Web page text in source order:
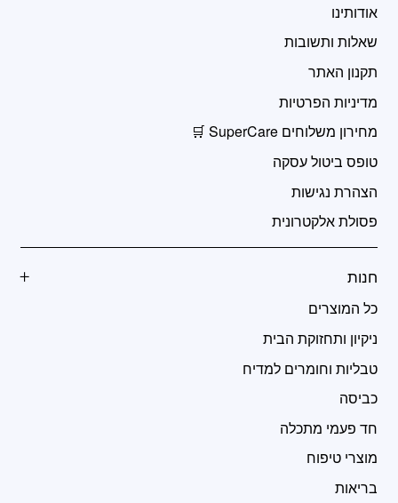
אודותינו
שאלות ותשובות
תקנון האתר
מדיניות הפרטיות
מחירון משלוחים SuperCare 🛒
טופס ביטול עסקה
הצהרת נגישות
פסולת אלקטרונית
חנות
כל המוצרים
ניקיון ותחזוקת הבית
טבליות וחומרים למדיח
כביסה
חד פעמי מתכלה
מוצרי טיפוח
בריאות